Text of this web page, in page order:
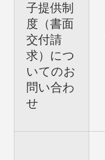
子提供制
度（書面
交付請
求）につ
いてのお
問い合わ
せ